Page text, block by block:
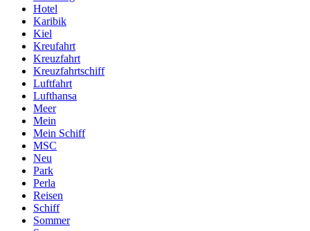
Hotel
Karibik
Kiel
Kreufahrt
Kreuzfahrt
Kreuzfahrtschiff
Luftfahrt
Lufthansa
Meer
Mein
Mein Schiff
MSC
Neu
Park
Perla
Reisen
Schiff
Sommer